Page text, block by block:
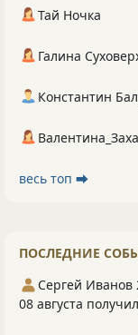
Тай Ночка
Галина
Константин
весь топ ⮕
ПОСЛЕДНИЕ
Сергей Иванов
08 августа